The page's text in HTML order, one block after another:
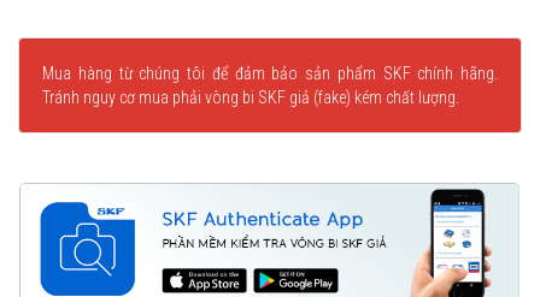
Mua hàng từ chúng tôi để đảm bảo sản phẩm SKF chính hãng.
Tránh nguy cơ mua phải vòng bi SKF giả (fake) kém chất lượng.